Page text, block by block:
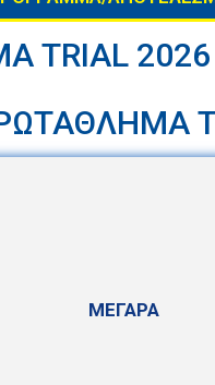
TRIAL 2026
ΜΕΓΑΡΑ